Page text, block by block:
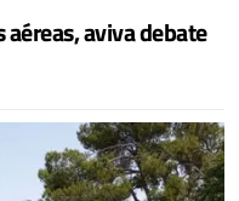
aviva debate